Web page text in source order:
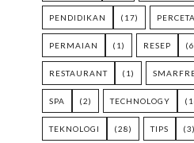
PENDIDIKAN (17)
PERMAIAN (1) RESEP
RESTAURANT (1)
SPA (2) TECHNOLOGY
TEKNOLOGI (28) TIPS (3)